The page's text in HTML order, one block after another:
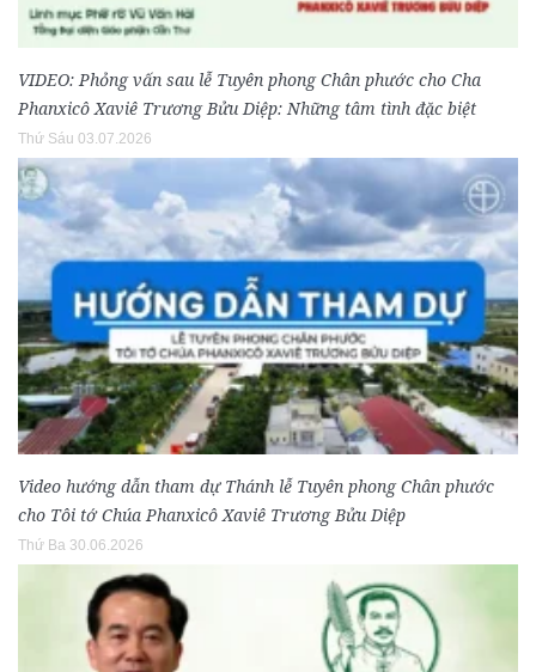
VIDEO: Phỏng vấn sau lễ Tuyên phong Chân phước cho Cha
Phanxicô Xaviê Trương Bửu Diệp: Những tâm tình đặc biệt
Thứ Sáu 03.07.2026
Video hướng dẫn tham dự Thánh lễ Tuyên phong Chân phước
cho Tôi tớ Chúa Phanxicô Xaviê Trương Bửu Diệp
Thứ Ba 30.06.2026